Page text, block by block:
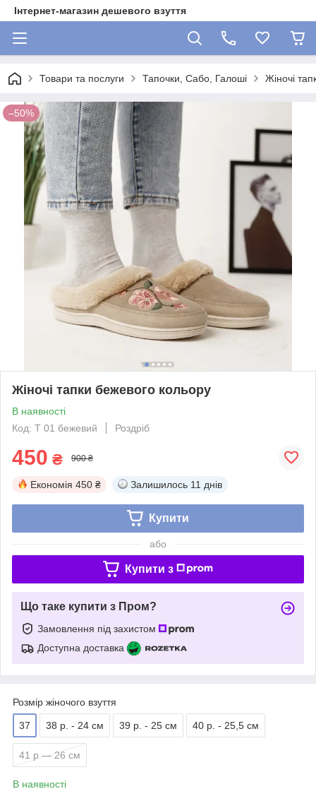
Інтернет-магазин дешевого взуття
Товари та послуги Тапочки, Сабо, Галоші Жіночі
–50%
Жіночі тапки бежевого кольору
В наявності
Код: Т 01 бежевий
Роздріб
450 ₴ 900 ₴
Економія 450 ₴ Залишилось 11 днів
Купити
або
Купити з
Що таке купити з Пром?
Замовлення під захистом
Доступна доставка
Розмір жіночого взуття
37 38 р. - 24 см 39 р. - 25 см 40 р. - 25,5 см
41 р — 26 см
В наявності